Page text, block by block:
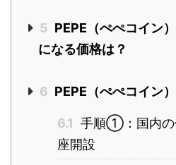
5 PEPE（ぺぺコイン
になる価格は？
6 PEPE（ぺぺコイン
6.1 手順①：国内の
座開設